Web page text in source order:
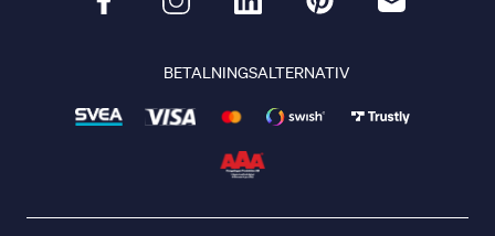
BETALNINGSALTERNATIV